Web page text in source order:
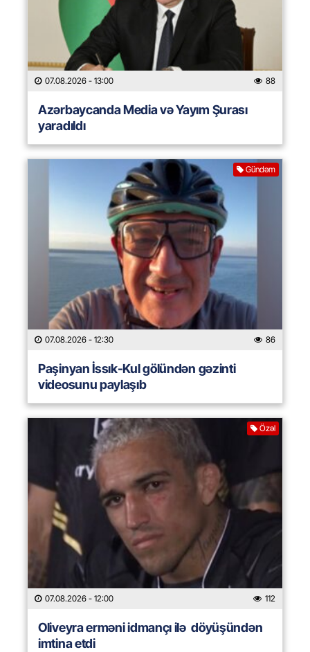
07.08.2026 - 13:00 88
Azərbaycanda Media və Yayım Şurası
yaradıldı
Gündəm
07.08.2026 - 12:30 86
Paşinyan İssık-Kul gölündən gəzinti
videosunu paylaşıb
Özəl
07.08.2026 - 12:00 112
Oliveyra erməni idmançı ilə döyüşündən
imtina etdi